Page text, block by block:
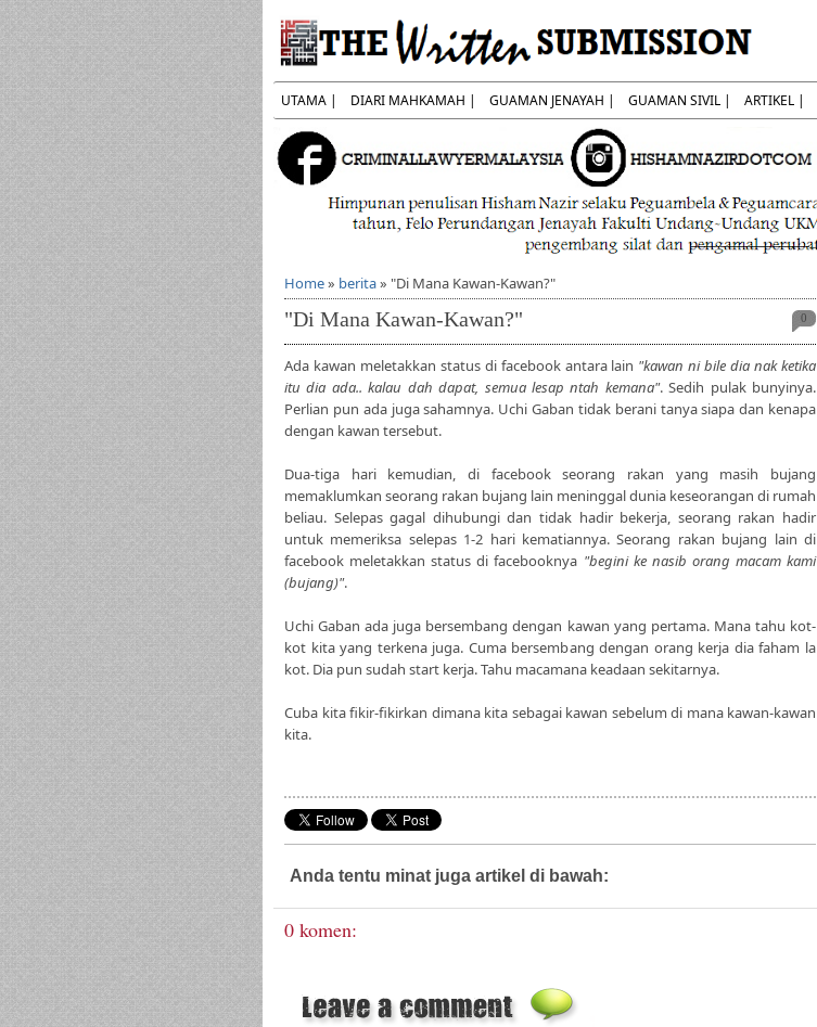
UTAMA | DIARI MAHKAMAH | GUAMAN JENAYAH | GUAMAN SIVIL | ARTIKEL |
Home» berita» "Di Mana Kawan-Kawan?"
0
"Di Mana Kawan-Kawan?"
Ada kawan meletakkan status di facebook antara lain "kawan ni bile dia nak ketika
itu dia ada.. kalau dah dapat, semua lesap ntah kemana". Sedih pulak bunyinya.
Perlian pun ada juga sahamnya. Uchi Gaban tidak berani tanya siapa dan kenapa
dengan kawan tersebut.
Dua-tiga hari kemudian, di facebook seorang rakan yang masih bujang
memaklumkan seorang rakan bujang lain meninggal dunia keseorangan di rumah
beliau. Selepas gagal dihubungi dan tidak hadir bekerja, seorang rakan hadir
untuk memeriksa selepas 1-2 hari kematiannya. Seorang rakan bujang lain di
facebook meletakkan status di facebooknya "begini ke nasib orang macam kami
(bujang)".
Uchi Gaban ada juga bersembang dengan kawan yang pertama. Mana tahu kot-
kot kita yang terkena juga. Cuma bersembang dengan orang kerja dia faham la
kot. Dia pun sudah start kerja. Tahu macamana keadaan sekitarnya.
Cuba kita fikir-fikirkan dimana kita sebagai kawan sebelum di mana kawan-kawan
kita.
Anda tentu minat juga artikel di bawah:
0 komen: